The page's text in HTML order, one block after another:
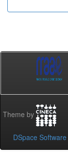
Theme by
DSpace Software